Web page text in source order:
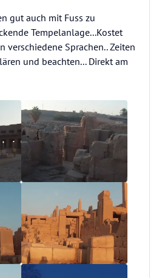
gut auch mit Fuss zu
Tempelanlage...Kostet
verschiedene Sprachen.. Zeiten
und beachten... Direkt am